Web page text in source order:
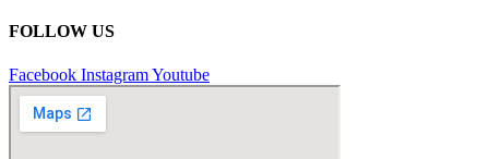
FOLLOW US
Facebook InstagramYoutube